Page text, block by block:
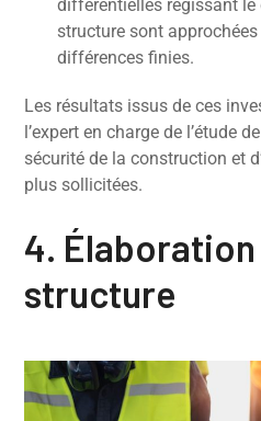
différentielles régissant
structure sont
différences finies.
Les résultats issus de ces
l’expert en charge de l’étude
sécurité de la construction et
plus sollicitées.
4.
structure